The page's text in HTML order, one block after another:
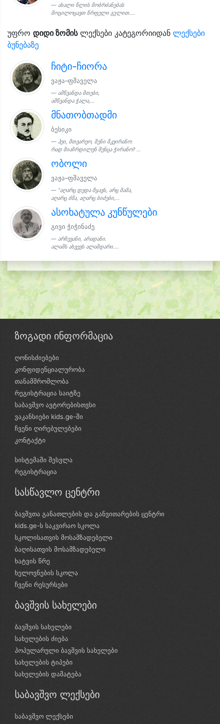
ახალი წლის მობრძანებას
მოგილოცავთ წრფელი გულით....
უფრო დიდი ზომისლექსები კატეგორიიდან ლექსები
ბუნებაზე
ჩიტი-ჩიორა
ვაჟა–ფშაველა
ამწვანდა მთები,
ამწვანდა ჭალა,...
მნათობთადმი
ბესიკი
ჰეი, მთვარეო, შენი მკვირანო:
რად მიაჩრდილენ შენცა ჭირანო? ...
ობოლი
ვაჟა–ფშაველა
“აღარც დედა მყავს, არც მამა,
აღარც ძმა, აღარც ბიძები,...
ასოხატულა კუნწულები
გივი ჭიჭინაძე
არჩევანი, არადანი.
ალამს ახვევს ალამდარი....
ზოგადი ინფორმაცია
ღონისძიებები
კონფიდენციალურობა
თანამშრომლობა
რეგისტრაცია საიტზე
საბავშვო ავტორებისთვსი
ვაკანსიები kids.ge-ში
ჩვენი ღირებულებები
კონტაქტი
სისტემაში შესვლა
რეგისტრაცია
სასწავლო ცენტრი
ბავშვთა განათლების და განვითარების ცენტრი
kids.ge-ს საკვირაო სკოლა
სკოლისათვის მოსამზადებელი
ბაღისათვის მოსამზადებელი
ხატვის წრე
ხელოვნების სკოლა
ჩვენი რესურსები
ბავშვის სახელები
ბავშვის სახელები
სახელების ძიება
პოპულარული ბავშვის სახელები
სახელების ტიპები
სახელების დამატება
საბავშვო ლექსები
საბავშვო ლექსები